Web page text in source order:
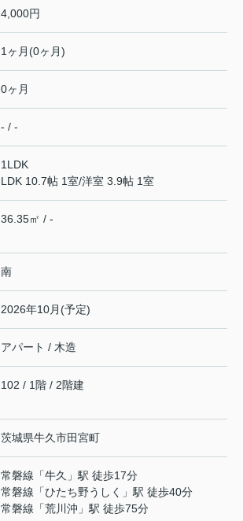
4,000円
1ヶ月(0ヶ月)
0ヶ月
- / -
1LDK
LDK 10.7帖 1室/洋室 3.9帖 1室
36.35㎡ / -
南
2026年10月(予定)
アパート / 木造
102 / 1階 / 2階建
茨城県牛久市田宮町
常磐線 「牛久 」駅 徒歩17分
常磐線 「ひたち野うしく
」駅 徒歩40分
常磐線 「荒川沖 」駅 徒歩75分